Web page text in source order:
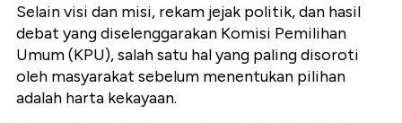
Selain visi dan misi, rekam jejak politik, dan hasil
debat yang diselenggarakan Komisi Pemilihan
Umum (KPU), salah satu hal yang paling disoroti
oleh masyarakat sebelum menentukan pilihan
adalah harta kekayaan.